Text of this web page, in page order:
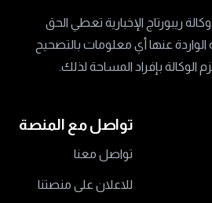
ريبورتاج الإخبارية تعطي الحق
الواردة عنها أي معلومات بالتصحيح
الوكالة بإفراد المساحة لذلك.
تواصل مع المنصة
تواصل معنا
للاعلان على منصتنا